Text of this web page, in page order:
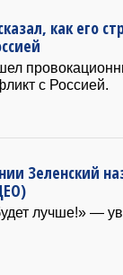
как его
с Россией.
Зеленский
лучше!» —